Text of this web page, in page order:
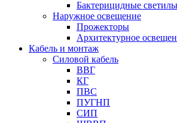
Бактерицидные
Наружное освещение
Прожекторы
Архитектурное
Кабель и монтаж
Силовой кабель
ВВГ
КГ
ПВС
ПУГНП
СИП